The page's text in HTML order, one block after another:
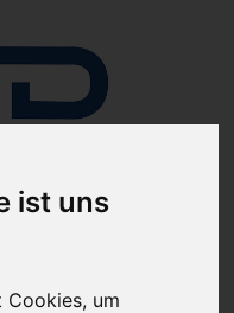
ist uns
Cookies, um